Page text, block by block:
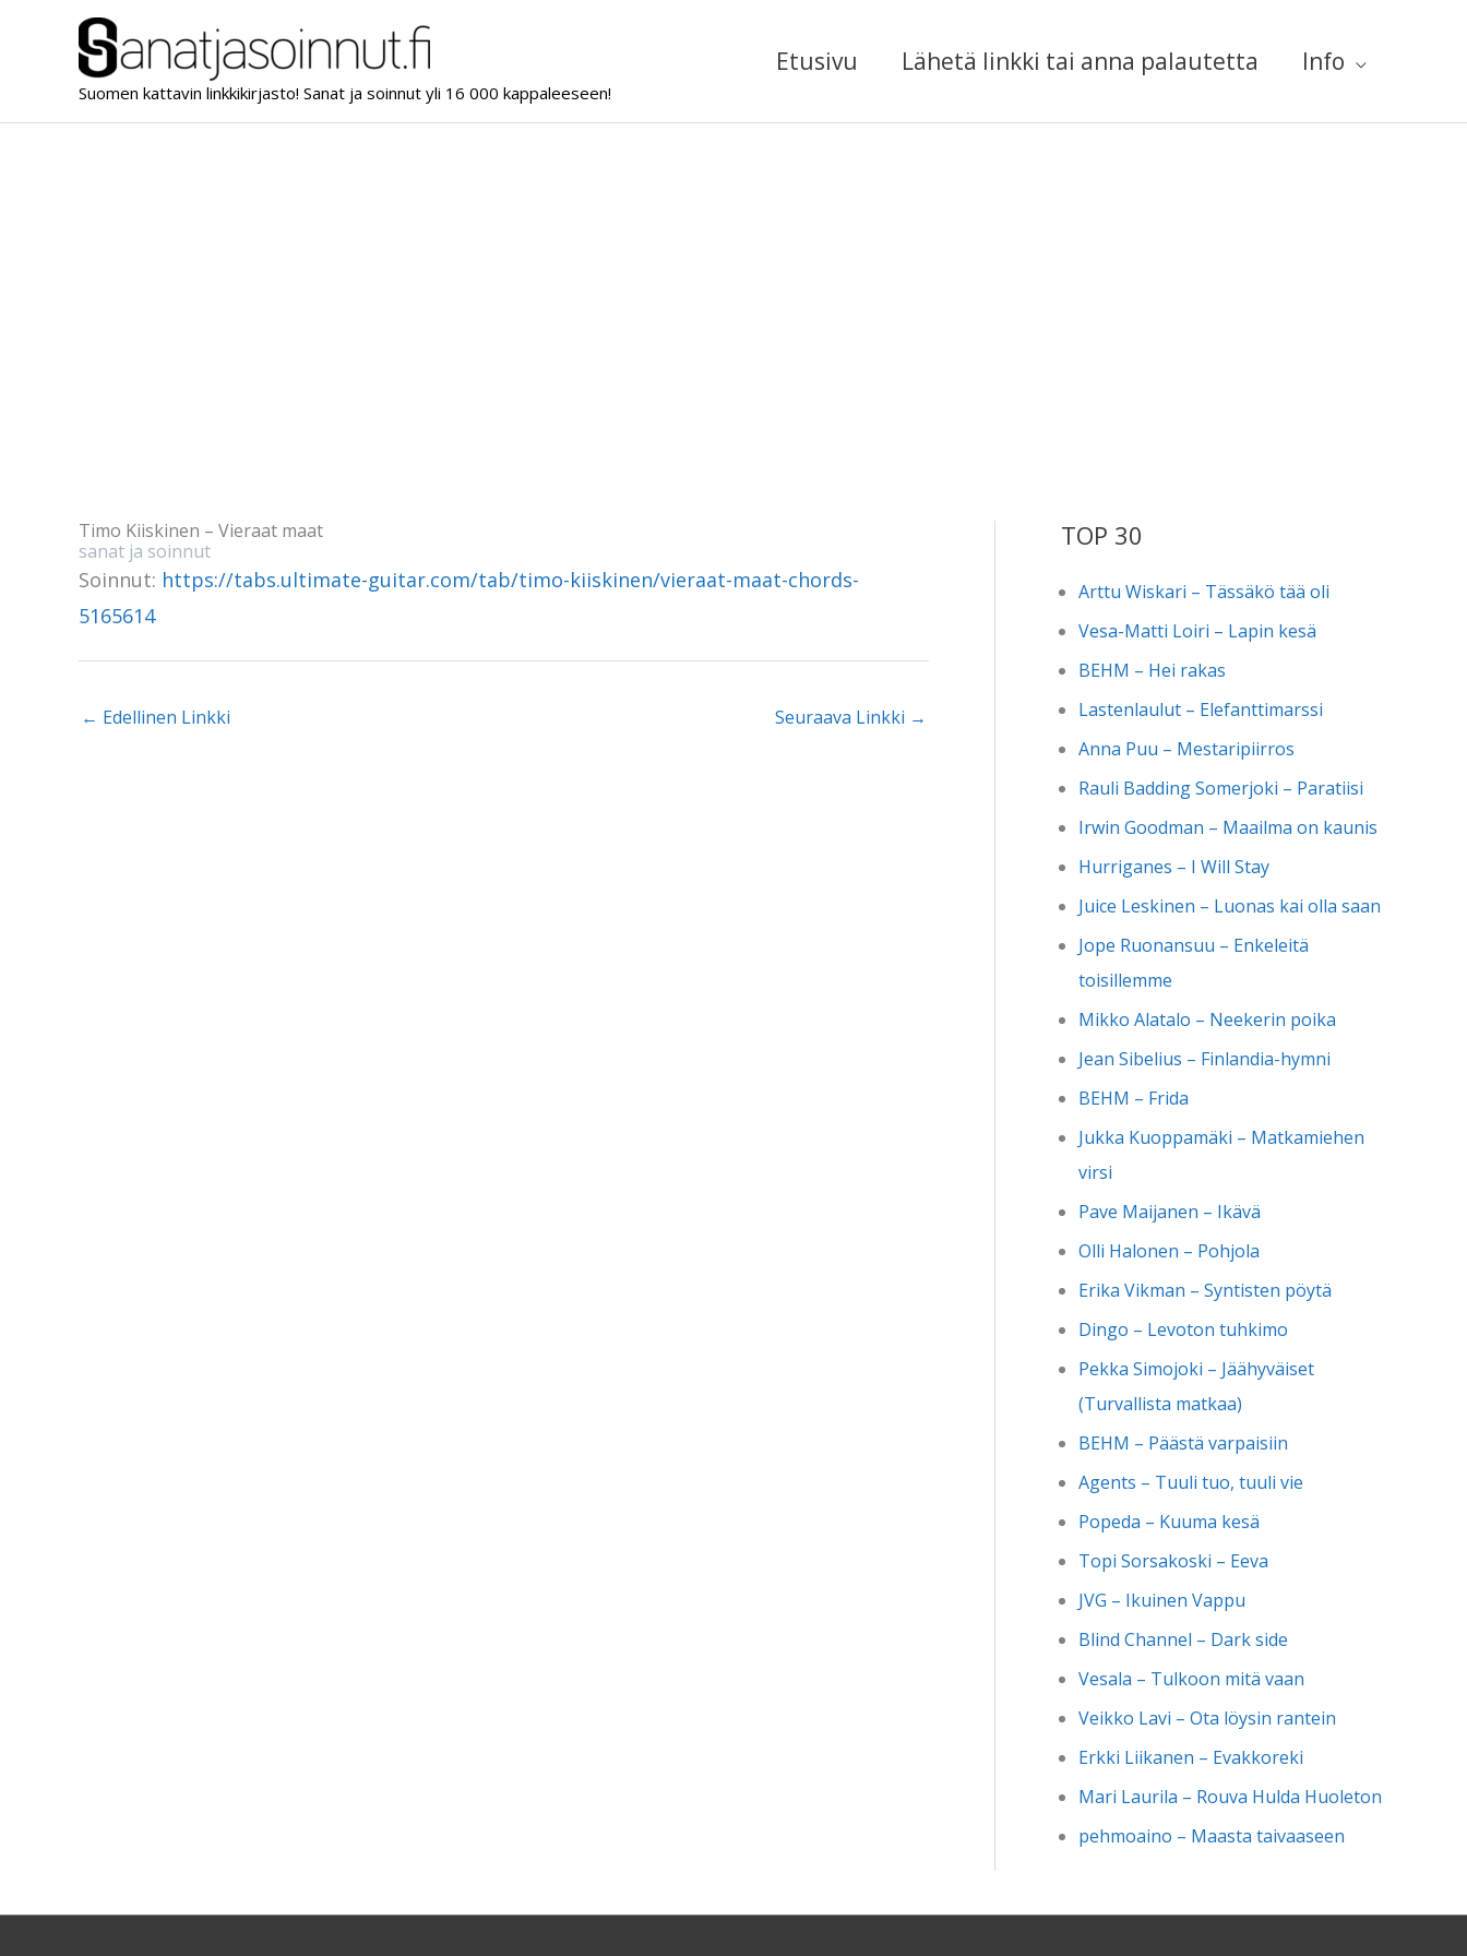
Suomen kattavin linkkikirjasto! Sanat ja soinnut yli 16 000 kappaleeseen!
Etusivu Lähetä linkki tai anna palautetta Info
Timo Kiiskinen – Vieraat maat
sanat ja soinnut
Soinnut: https://tabs.ultimate-guitar.com/tab/timo-kiiskinen/vieraat-maat-chords-
5165614
← Edellinen Linkki Seuraava Linkki →
TOP 30
Arttu Wiskari – Tässäkö tää oli
Vesa-Matti Loiri – Lapin kesä
BEHM – Hei rakas
Lastenlaulut – Elefanttimarssi
Anna Puu – Mestaripiirros
Rauli Badding Somerjoki – Paratiisi
Irwin Goodman – Maailma on kaunis
Hurriganes – I Will Stay
Juice Leskinen – Luonas kai olla saan
Jope Ruonansuu – Enkeleitä
toisillemme
Mikko Alatalo – Neekerin poika
Jean Sibelius – Finlandia-hymni
BEHM – Frida
Jukka Kuoppamäki – Matkamiehen
virsi
Pave Maijanen – Ikävä
Olli Halonen – Pohjola
Erika Vikman – Syntisten pöytä
Dingo – Levoton tuhkimo
Pekka Simojoki – Jäähyväiset
(Turvallista matkaa)
BEHM – Päästä varpaisiin
Agents – Tuuli tuo, tuuli vie
Popeda – Kuuma kesä
Topi Sorsakoski – Eeva
JVG – Ikuinen Vappu
Blind Channel – Dark side
Vesala – Tulkoon mitä vaan
Veikko Lavi – Ota löysin rantein
Erkki Liikanen – Evakkoreki
Mari Laurila – Rouva Hulda Huoleton
pehmoaino – Maasta taivaaseen